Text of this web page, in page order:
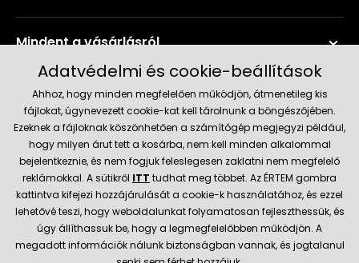
Mindent a vásárlásról
Szerviz és támogatás
Aktuális információk
Szállítás és fizetési módok
Megbízható kereskedő
Adatvédelmi és cookie-beállítások
Ahhoz, hogy minden megfelelően működjön, átmenetileg kis
fájlokat, úgynevezett cookie-kat kell tárolnunk a böngészőjében.
Ezeknek a fájloknak köszönhetően a számítógép megjegyzi például,
hogy milyen árut tett a kosárba, nem kell minden alkalommal
bejelentkeznie, és nem fogjuk feleslegesen zaklatni nem megfelelő
reklámokkal. A sütikről ITT tudhat meg többet. Az ÉRTEM gombra
kattintva kifejezi hozzájárulását a cookie-k használatához, és ezzel
lehetővé teszi, hogy weboldalunkat folyamatosan fejleszthessük, és
úgy állíthassuk be, hogy a legmegfelelőbben működjön. A
megadott információk nálunk biztonságban vannak, és jogtalanul